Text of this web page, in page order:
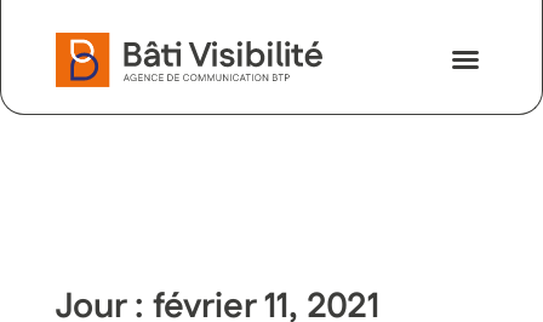
Jour : février 11, 2021